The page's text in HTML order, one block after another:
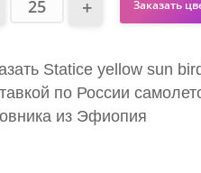
Заказать
Statice yellow sun
по России
из Эфиопия